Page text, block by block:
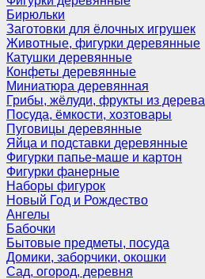
Бирюльки
Заготовки для ёлочных игрушек
Животные, фигурки деревянные
Катушки деревянные
Конфеты деревянные
Миниатюра деревянная
Грибы, жёлуди, фрукты из дерева
Посуда, ёмкости, хозтовары
Пуговицы деревянные
Яйца и подставки деревянные
Фигурки папье-маше и картон
Фигурки фанерные
Наборы фигурок
Новый Год и Рождество
Ангелы
Бабочки
Бытовые предметы, посуда
Домики, заборчики, окошки
Сад, огород, деревня